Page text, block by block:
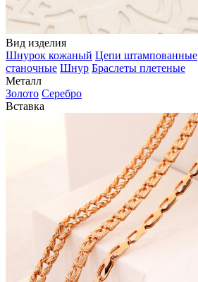
Вид изделия
Шнурок кожаный Цепи штампованные
станочные Шнур Браслеты плетеные
Металл
Золото Серебро
Вставка